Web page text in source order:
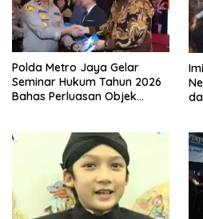
Polda Metro Jaya Gelar
Seminar Hukum Tahun 2026
Bahas Perluasan Objek